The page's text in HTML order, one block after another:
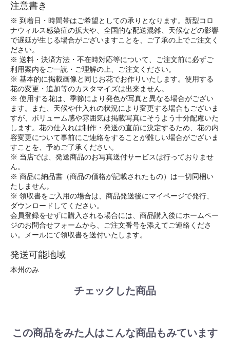
注意書き
※ 到着日・時間帯はご希望としての承りとなります。新型コロ
ナウィルス感染症の拡大や、全国的な配送混雑、天候などの影響
で遅延が生じる場合がございますことを、ご了承の上でご注文く
ださい。
※ 送料・決済方法・不在時対応等について、ご注文前に必ずご
利用案内をご一読・ご理解の上、ご注文ください。
※ 基本的に掲載画像と同じお花でお作りいたします。使用する
花の変更・追加等のカスタマイズは出来ません。
※ 使用する花は、季節により発色が写真と異なる場合がござい
ます。また、天候や仕入れの状況により変更する場合もございま
すが、ボリューム感や雰囲気は掲載写真にそうよう十分配慮いた
します。花の仕入れは制作・発送の直前に決定するため、花の内
容変更について事前にご連絡をすることが難しい場合がございま
すことを、予めご了承ください。
※ 当店では、発送商品のお写真送付サービスは行っておりませ
ん。
※ 商品に納品書（商品の価格が記載されたもの）は一切同梱い
たしません。
※ 領収書をご入用の場合は、商品発送後にマイページで発行、
ダウンロードしてください。
会員登録をせずに購入される場合には、商品購入後にホームペー
ジのお問合せフォームから、ご注文番号を添えてご連絡くださ
い。メールにて領収書を送付いたします。
発送可能地域
本州のみ
チェックした商品
この商品をみた人はこんな商品もみています